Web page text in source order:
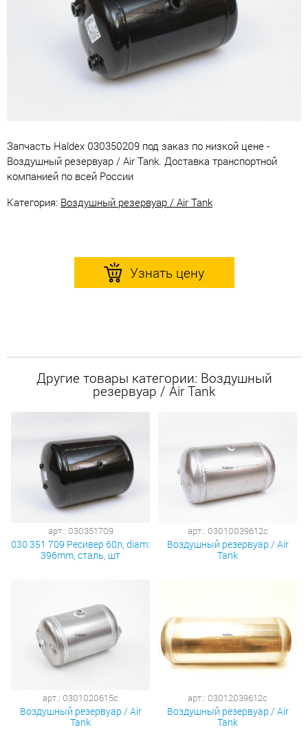
Запчасть Haldex 030350209 под заказ по низкой цене -
Воздушный резервуар / Air Tank. Доставка транспортной
компанией по всей России
Категория: Воздушный резервуар / Air Tank
Узнать цену
Другие товары категории: Воздушный
резервуар / Air Tank
арт.: 030351709
030 351 709 Ресивер 60л, diam:
396mm, сталь, шт
арт.: 03010039612c
Воздушный резервуар / Air
Tank
арт.: 0301020615c
Воздушный резервуар / Air
Tank
арт.: 03012039612c
Воздушный резервуар / Air
Tank